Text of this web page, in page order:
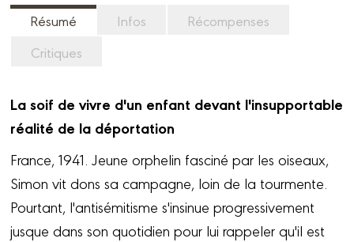
Résumé Infos
Récompenses
Critiques
La soif de vivre d'un enfant devant l'insupportable
réalité de la déportation
France, 1941. Jeune orphelin fasciné par les oiseaux,
Simon vit dons sa campagne, loin de la tourmente.
Pourtant, l'antisémitisme s'insinue progressivement
jusque dans son quotidien pour lui rappeler qu'il est